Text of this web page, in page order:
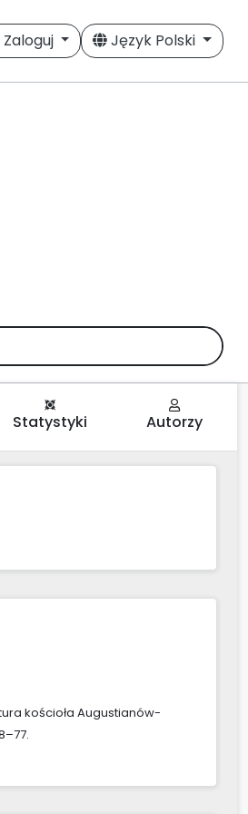
Zaloguj Język Polski
Statystyki Autorzy
kościoła Augustianów-